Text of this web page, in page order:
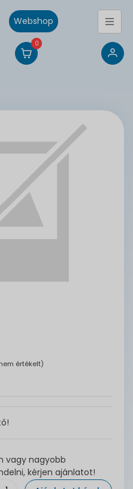
Webshop
0
értékelt)
vagy nagyobb
kérjen ajánlatot!